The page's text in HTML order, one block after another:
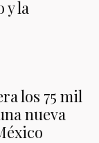
y la
los 75 mil
nueva